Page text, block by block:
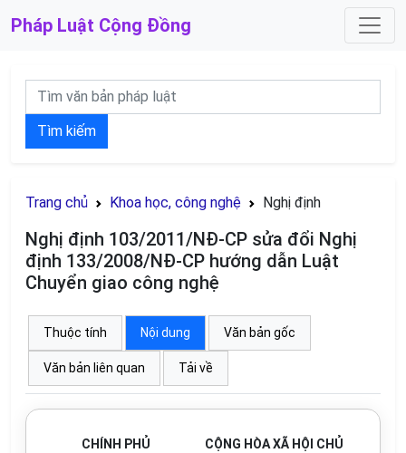
Pháp Luật Cộng Đồng
Tìm kiếm
Trang chủ Khoa học, công nghệ Nghị định
Nghị định 103/2011/NĐ-CP sửa đổi Nghị
định 133/2008/NĐ-CP hướng dẫn Luật
Chuyển giao công nghệ
Thuộc tính Nội dung Văn bản gốc
Văn bản liên quan Tải về
CHÍNH PHỦ
CỘNG HÒA XÃ HỘI CHỦ